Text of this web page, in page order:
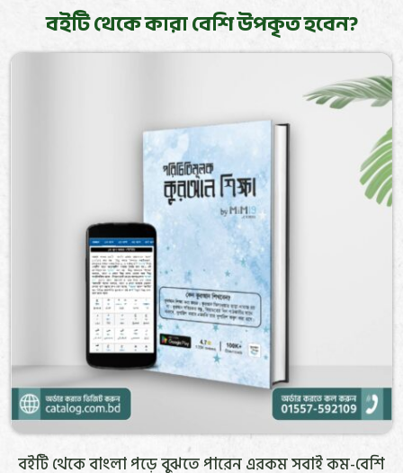
বইটি থেকে কারা বেশি উপকৃত হবেন?
বইটি থেকে বাংলা পড়ে বুঝতে পারেন এরকম সবাই কম-বেশি